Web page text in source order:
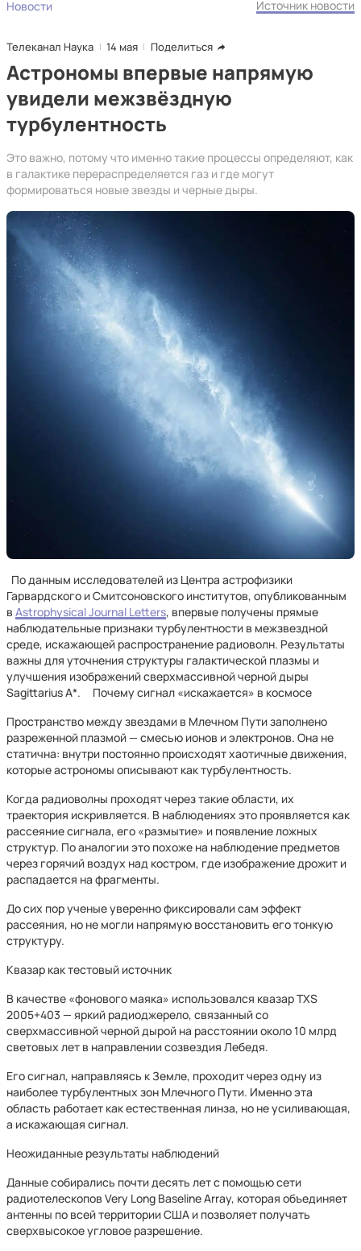
Новости Источник новости
Телеканал Наука 14 мая Поделиться
Астрономы впервые напрямую
увидели межзвёздную
турбулентность
Это важно, потому что именно такие процессы определяют, как
в галактике перераспределяется газ и где могут
формироваться новые звезды и черные дыры.
По данным исследователей из Центра астрофизики
Гарвардского и Смитсоновского институтов, опубликованным
в Astrophysical Journal Letters, впервые получены прямые
наблюдательные признаки турбулентности в межзвездной
среде, искажающей распространение радиоволн. Результаты
важны для уточнения структуры галактической плазмы и
улучшения изображений сверхмассивной черной дыры
Sagittarius A*. Почему сигнал «искажается» в космосе
Пространство между звездами в Млечном Пути заполнено
разреженной плазмой — смесью ионов и электронов. Она не
статична: внутри постоянно происходят хаотичные движения,
которые астрономы описывают как турбулентность.
Когда радиоволны проходят через такие области, их
траектория искривляется. В наблюдениях это проявляется как
рассеяние сигнала, его «размытие» и появление ложных
структур. По аналогии это похоже на наблюдение предметов
через горячий воздух над костром, где изображение дрожит и
распадается на фрагменты.
До сих пор ученые уверенно фиксировали сам эффект
рассеяния, но не могли напрямую восстановить его тонкую
структуру.
Квазар как тестовый источник
В качестве «фонового маяка» использовался квазар TXS
2005+403 — яркий радиоджерело, связанный со
сверхмассивной черной дырой на расстоянии около 10 млрд
световых лет в направлении созвездия Лебедя.
Его сигнал, направляясь к Земле, проходит через одну из
наиболее турбулентных зон Млечного Пути. Именно эта
область работает как естественная линза, но не усиливающая,
а искажающая сигнал.
Неожиданные результаты наблюдений
Данные собирались почти десять лет с помощью сети
радиотелескопов Very Long Baseline Array, которая объединяет
антенны по всей территории США и позволяет получать
сверхвысокое угловое разрешение.